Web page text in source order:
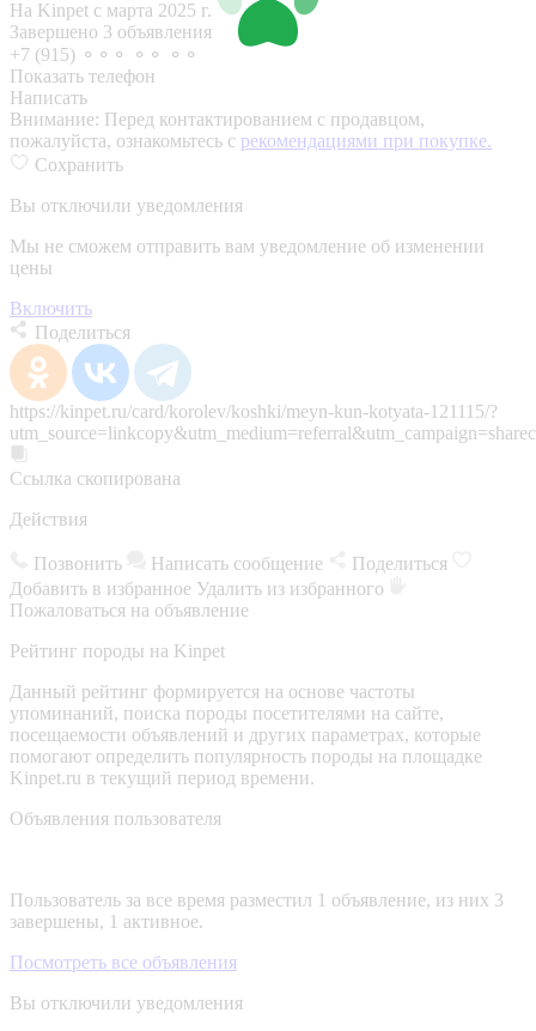
На Kinpet c марта 2025 г.
Завершено 3 объявления
+7 (915) ⚬⚬⚬ ⚬⚬ ⚬⚬
Показать телефон
Написать
Внимание: Перед контактированием с продавцом,
пожалуйста, ознакомьтесь с рекомендациями при покупке.
Сохранить
Вы отключили уведомления
Мы не сможем отправить вам уведомление об изменении
цены
Включить
Поделиться
https://kinpet.ru/card/korolev/koshki/meyn-kun-kotyata-121115/?
Ссылка скопирована
Действия
Позвонить Написать сообщение
Поделиться
Добавить в избранное Удалить из избранного
Пожаловаться на объявление
Рейтинг породы на Kinpet
Данный рейтинг формируется на основе частоты
упоминаний, поиска породы посетителями на сайте,
посещаемости объявлений и других параметрах, которые
помогают определить популярность породы на площадке
Kinpet.ru в текущий период времени.
Объявления пользователя
Пользователь за все время разместил 1 объявление, из них 3
завершены, 1 активное.
Посмотреть все объявления
Вы отключили уведомления